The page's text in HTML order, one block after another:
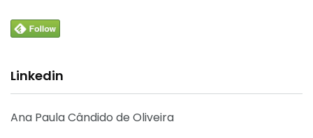
Linkedin
Ana Paula Cândido de Oliveira